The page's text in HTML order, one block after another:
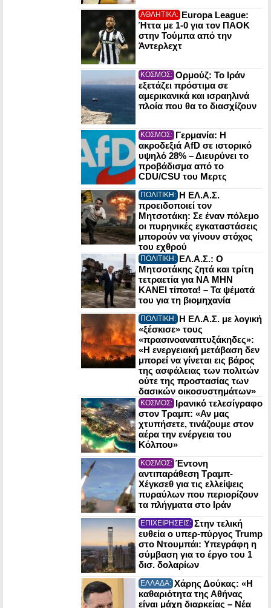
ΑΘΛΗΤΙΚΑ: Europa League:
Ήττα με 1-0 για τον ΠΑΟΚ
στην Τούμπα από την
Άντερλεχτ
ΚΟΣΜΟΣ: Ορμούζ: Το Ιράν
εξετάζει πρόστιμα σε
αμερικανικά και ισραηλινά
πλοία που θα το διασχίζουν
ΚΟΣΜΟΣ: Γερμανία: Η
ακροδεξιά AfD σε ιστορικό
υψηλό 28% – Διευρύνει το
προβάδισμα από το
CDU/CSU του Μερτς
ΠΟΛΙΤΙΚΗ: Η ΕΛ.Α.Σ.
προειδοποιεί τον
Μητσοτάκη: Σε έναν πόλεμο
οι πυρηνικές εγκαταστάσεις
μπορούν να γίνουν στόχος
του εχθρού
ΠΟΛΙΤΙΚΗ: ΕΛ.Α.Σ.: Ο
Μητσοτάκης ζητά και τρίτη
τετραετία για ΝΑ ΜΗΝ
ΚΑΝΕΙ τίποτα! – Τα ψέματά
του για τη βιομηχανία
ΠΟΛΙΤΙΚΗ: Η ΕΛ.Α.Σ. με λογική
«ξέσκισε» τους
«πρασινοαναπτυξάκηδες»:
«Η ενεργειακή μετάβαση δεν
μπορεί να γίνεται εις βάρος
της ασφάλειας των πολιτών
ούτε της προστασίας των
δασικών οικοσυστημάτων»
ΚΟΣΜΟΣ: Ιρανικό τελεσίγραφο
στον Τραμπ: «Αν μας
χτυπήσετε, τινάζουμε στον
αέρα την ενέργεια του
Κόλπου»
ΚΟΣΜΟΣ: Έντονη
αντιπαράθεση Τραμπ-
Χέγκσεθ για τις ελλείψεις
πυραύλων που περιορίζουν
τα πλήγματα στο Ιράν
ΕΠΙΧΕΙΡΗΣΕΙΣ: Στην τελική
ευθεία ο υπερ-πύργος Trump
στο Ντουμπάι: Υπεγράφη η
σύμβαση για το έργο του 1
δισ. δολαρίων
ΕΛΛΑΔΑ: Χάρης Δούκας: «Η
καθαριότητα της Αθήνας
είναι μάχη διαρκείας – Νέα